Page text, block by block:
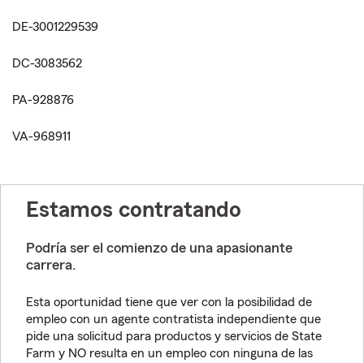
DE-3001229539
DC-3083562
PA-928876
VA-968911
Estamos contratando
Podría ser el comienzo de una apasionante
carrera.
Esta oportunidad tiene que ver con la posibilidad de
empleo con un agente contratista independiente que
pide una solicitud para productos y servicios de State
Farm y NO resulta en un empleo con ninguna de las